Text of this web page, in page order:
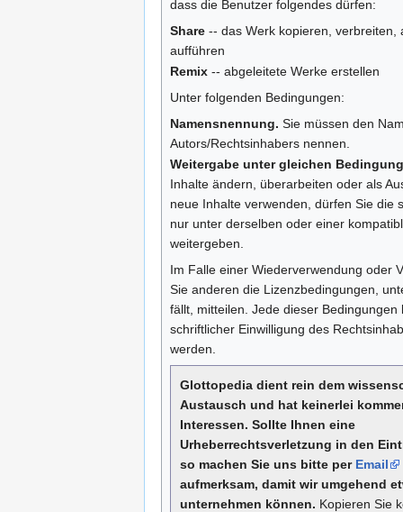
dass die Benutzer folgendes dürfen:
Share -- das Werk kopieren, verbreiten,
aufführen
Remix -- abgeleitete Werke erstellen
Unter folgenden Bedingungen:
Namensnennung. Sie müssen den
Autors/Rechtsinhabers nennen.
Weitergabe unter gleichen
Inhalte ändern, überarbeiten oder als
neue Inhalte verwenden, dürfen Sie die
nur unter derselben oder einer
weitergeben.
Im Falle einer Wiederverwendung oder
Sie anderen die Lizenzbedingungen,
fällt, mitteilen. Jede dieser Bedingungen
schriftlicher Einwilligung des
werden.
Glottopedia dient rein dem
Austausch und hat keinerlei
Interessen. Sollte Ihnen eine
Urheberrechtsverletzung in den
so machen Sie uns bitte per Email
aufmerksam, damit wir umgehend
unternehmen können. Kopieren Sie